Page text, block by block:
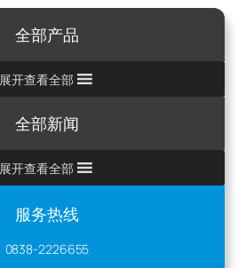
全部产品
展开查看全部
全部新闻
展开查看全部
服务热线
0838-2226655